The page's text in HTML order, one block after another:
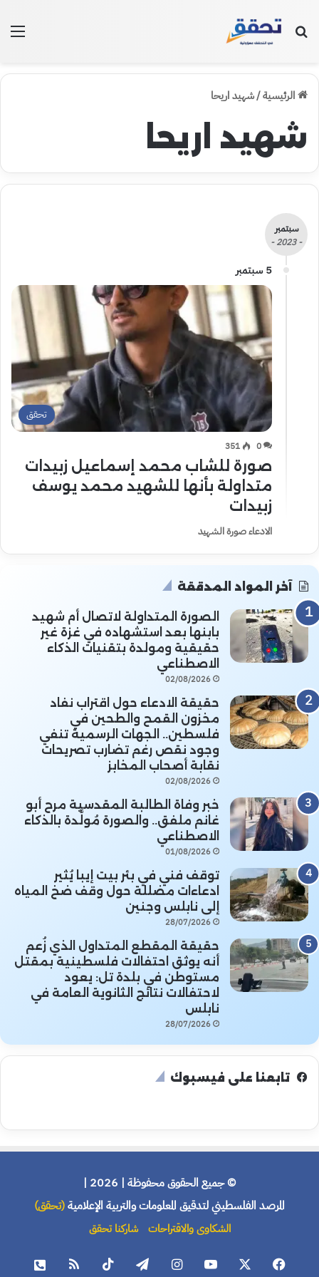
بحث عن
الرئيسية/شهيد اريحا
شهيد اريحا
سبتمبر
- 2023 -
5 سبتمبر
تحقق
0
351
صورة للشاب محمد إسماعيل زبيدات
متداولة بأنها للشهيد محمد يوسف
زبيدات
الادعاء صورة الشهيد
آخر المواد المدققة
الصورة المتداولة لاتصال أم شهيد
بابنها بعد استشهاده في غزة غير
حقيقية ومولدة بتقنيات الذكاء
الاصطناعي
02/08/2026
حقيقة الادعاء حول اقتراب نفاد
مخزون القمح والطحين في
فلسطين.. الجهات الرسمية تنفي
وجود نقص رغم تضارب تصريحات
نقابة أصحاب المخابز
02/08/2026
خبر وفاة الطالبة المقدسية مرح أبو
غانم ملفق.. والصورة مُولَّدة بالذكاء
الاصطناعي
01/08/2026
توقف فني في بئر بيت إيبا يُثير
ادعاءات مضللة حول وقف ضخ المياه
إلى نابلس وجنين
28/07/2026
حقيقة المقطع المتداول الذي زُعم
أنه يوثق احتفالات فلسطينية بمقتل
مستوطن في بلدة تل: يعود
لاحتفالات نتائج الثانوية العامة في
نابلس
28/07/2026
تابعنا على فيسبوك
© جميع الحقوق محفوظة | 2026 |
المرصد الفلسطيني لتدقيق المعلومات والتربية الإعلامية(تحقق)
الشكاوى والاقتراحات شاركنا تحقق
فيسبوك يوتيوب انستقرام تيلقرام ‫TikTok ملخص